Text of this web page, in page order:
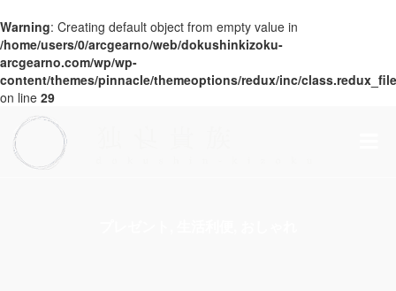
Warning: Creating default object from empty value in
/home/users/0/arcgearno/web/dokushinkizoku-
arcgearno.com/wp/wp-
content/themes/pinnacle/themeoptions/redux/inc/
on line 29